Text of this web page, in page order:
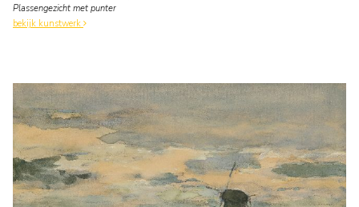
Plassengezicht met punter
bekijk kunstwerk